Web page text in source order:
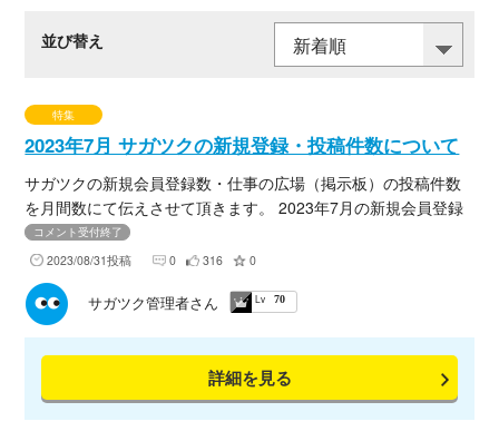
並び替え
特集
2023年7月 サガツクの新規登録・投稿件数について
サガツクの新規会員登録数・仕事の広場（掲示板）の投稿件数
を月間数にて伝えさせて頂きます。 2023年7月の新規会員登録
数をブログにてまとめましたので、下記URLよりご確認くださ
いませ。
コメント受付終了
2023/08/31投稿 0 316 0
詳細を見る
サガツク管理者さん Lv 70